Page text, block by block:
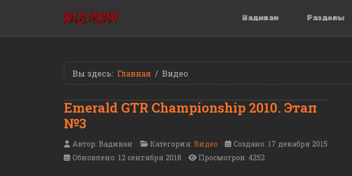
Вадиван Разделы
Вы здесь: Главная Видео
Emerald GTR Championship 2010. Этап
№3
Автор: Вадиван Категория: Видео
Создано: 17 декабря 2015
Обновлено: 12 сентября 2018
Просмотров: 4252